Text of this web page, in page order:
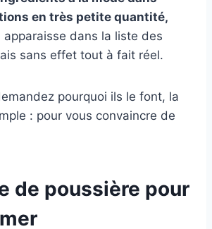
en très petite quantité,
apparaisse dans la liste des
sans effet tout à fait réel.
pourquoi ils le font, la
: pour vous convaincre de
de poussière pour